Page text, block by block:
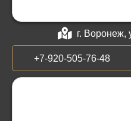
г.
+7-920-505-76-48